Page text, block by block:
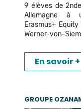
9 élèves de
Allemagne à
Erasmus+
Werner-von-
En savoir +
GROUPE